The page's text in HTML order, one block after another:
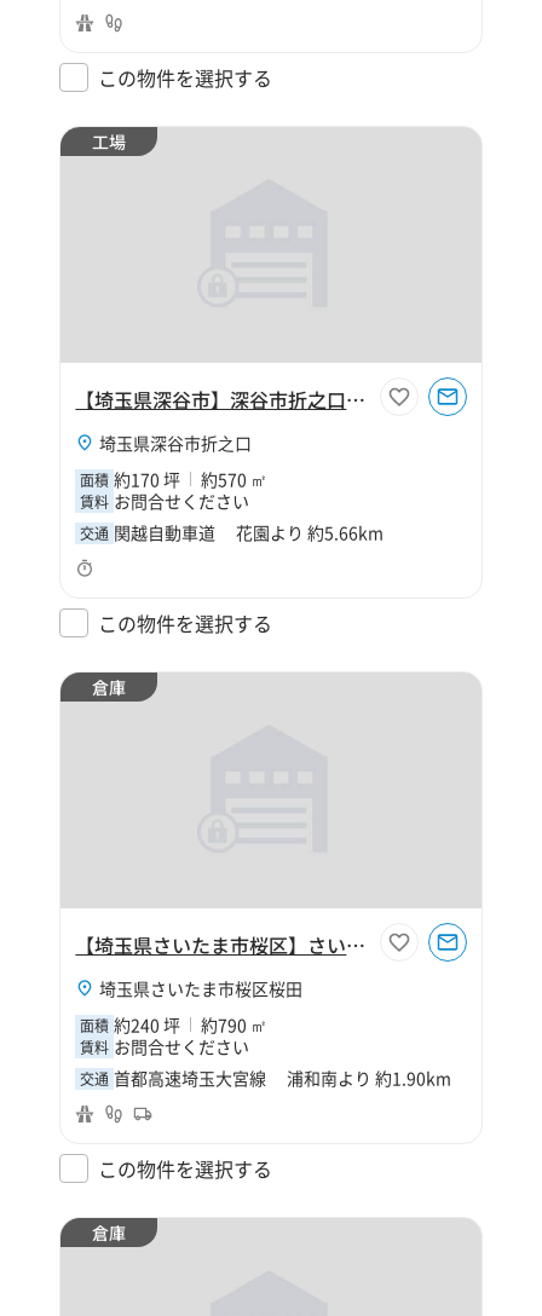
この物件を選択する
工場
【埼玉県深谷市】深谷市折之口170坪工場
埼玉県深谷市折之口
面積 約170 坪 約570 ㎡
賃料 お問合せください
交通 関越自動車道 花園より 約5.66km
この物件を選択する
倉庫
【埼玉県さいたま市桜区】さいたま市桜区桜田1丁目240坪倉庫
埼玉県さいたま市桜区桜田
面積 約240 坪 約790 ㎡
賃料 お問合せください
交通 首都高速埼玉大宮線 浦和南より 約1.90km
この物件を選択する
倉庫